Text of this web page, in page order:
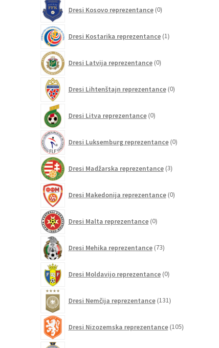
Dresi Kosovo reprezentance 0izdelkov
Dresi Kostarika reprezentance 1izdelek
Dresi Latvija reprezentance 0izdelkov
Dresi Lihtenštajn reprezentance 0izdelkov
Dresi Litva reprezentance 0izdelkov
Dresi Luksemburg reprezentance 0izdelkov
Dresi Madžarska reprezentance 3izdelki
Dresi Makedonija reprezentance 0izdelkov
Dresi Malta reprezentance 0izdelkov
Dresi Mehika reprezentance 73izdelkov
Dresi Moldavijo reprezentance 0izdelkov
Dresi Nemčija reprezentance 131izdelkov
Dresi Nizozemska reprezentance 105izdelkov